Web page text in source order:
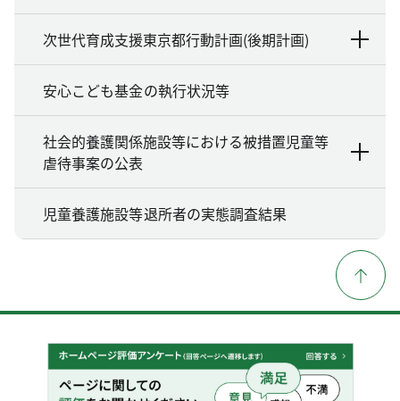
次世代育成支援東京都行動計画(後期計画)
安心こども基金の執行状況等
社会的養護関係施設等における被措置児童等
虐待事案の公表
児童養護施設等退所者の実態調査結果